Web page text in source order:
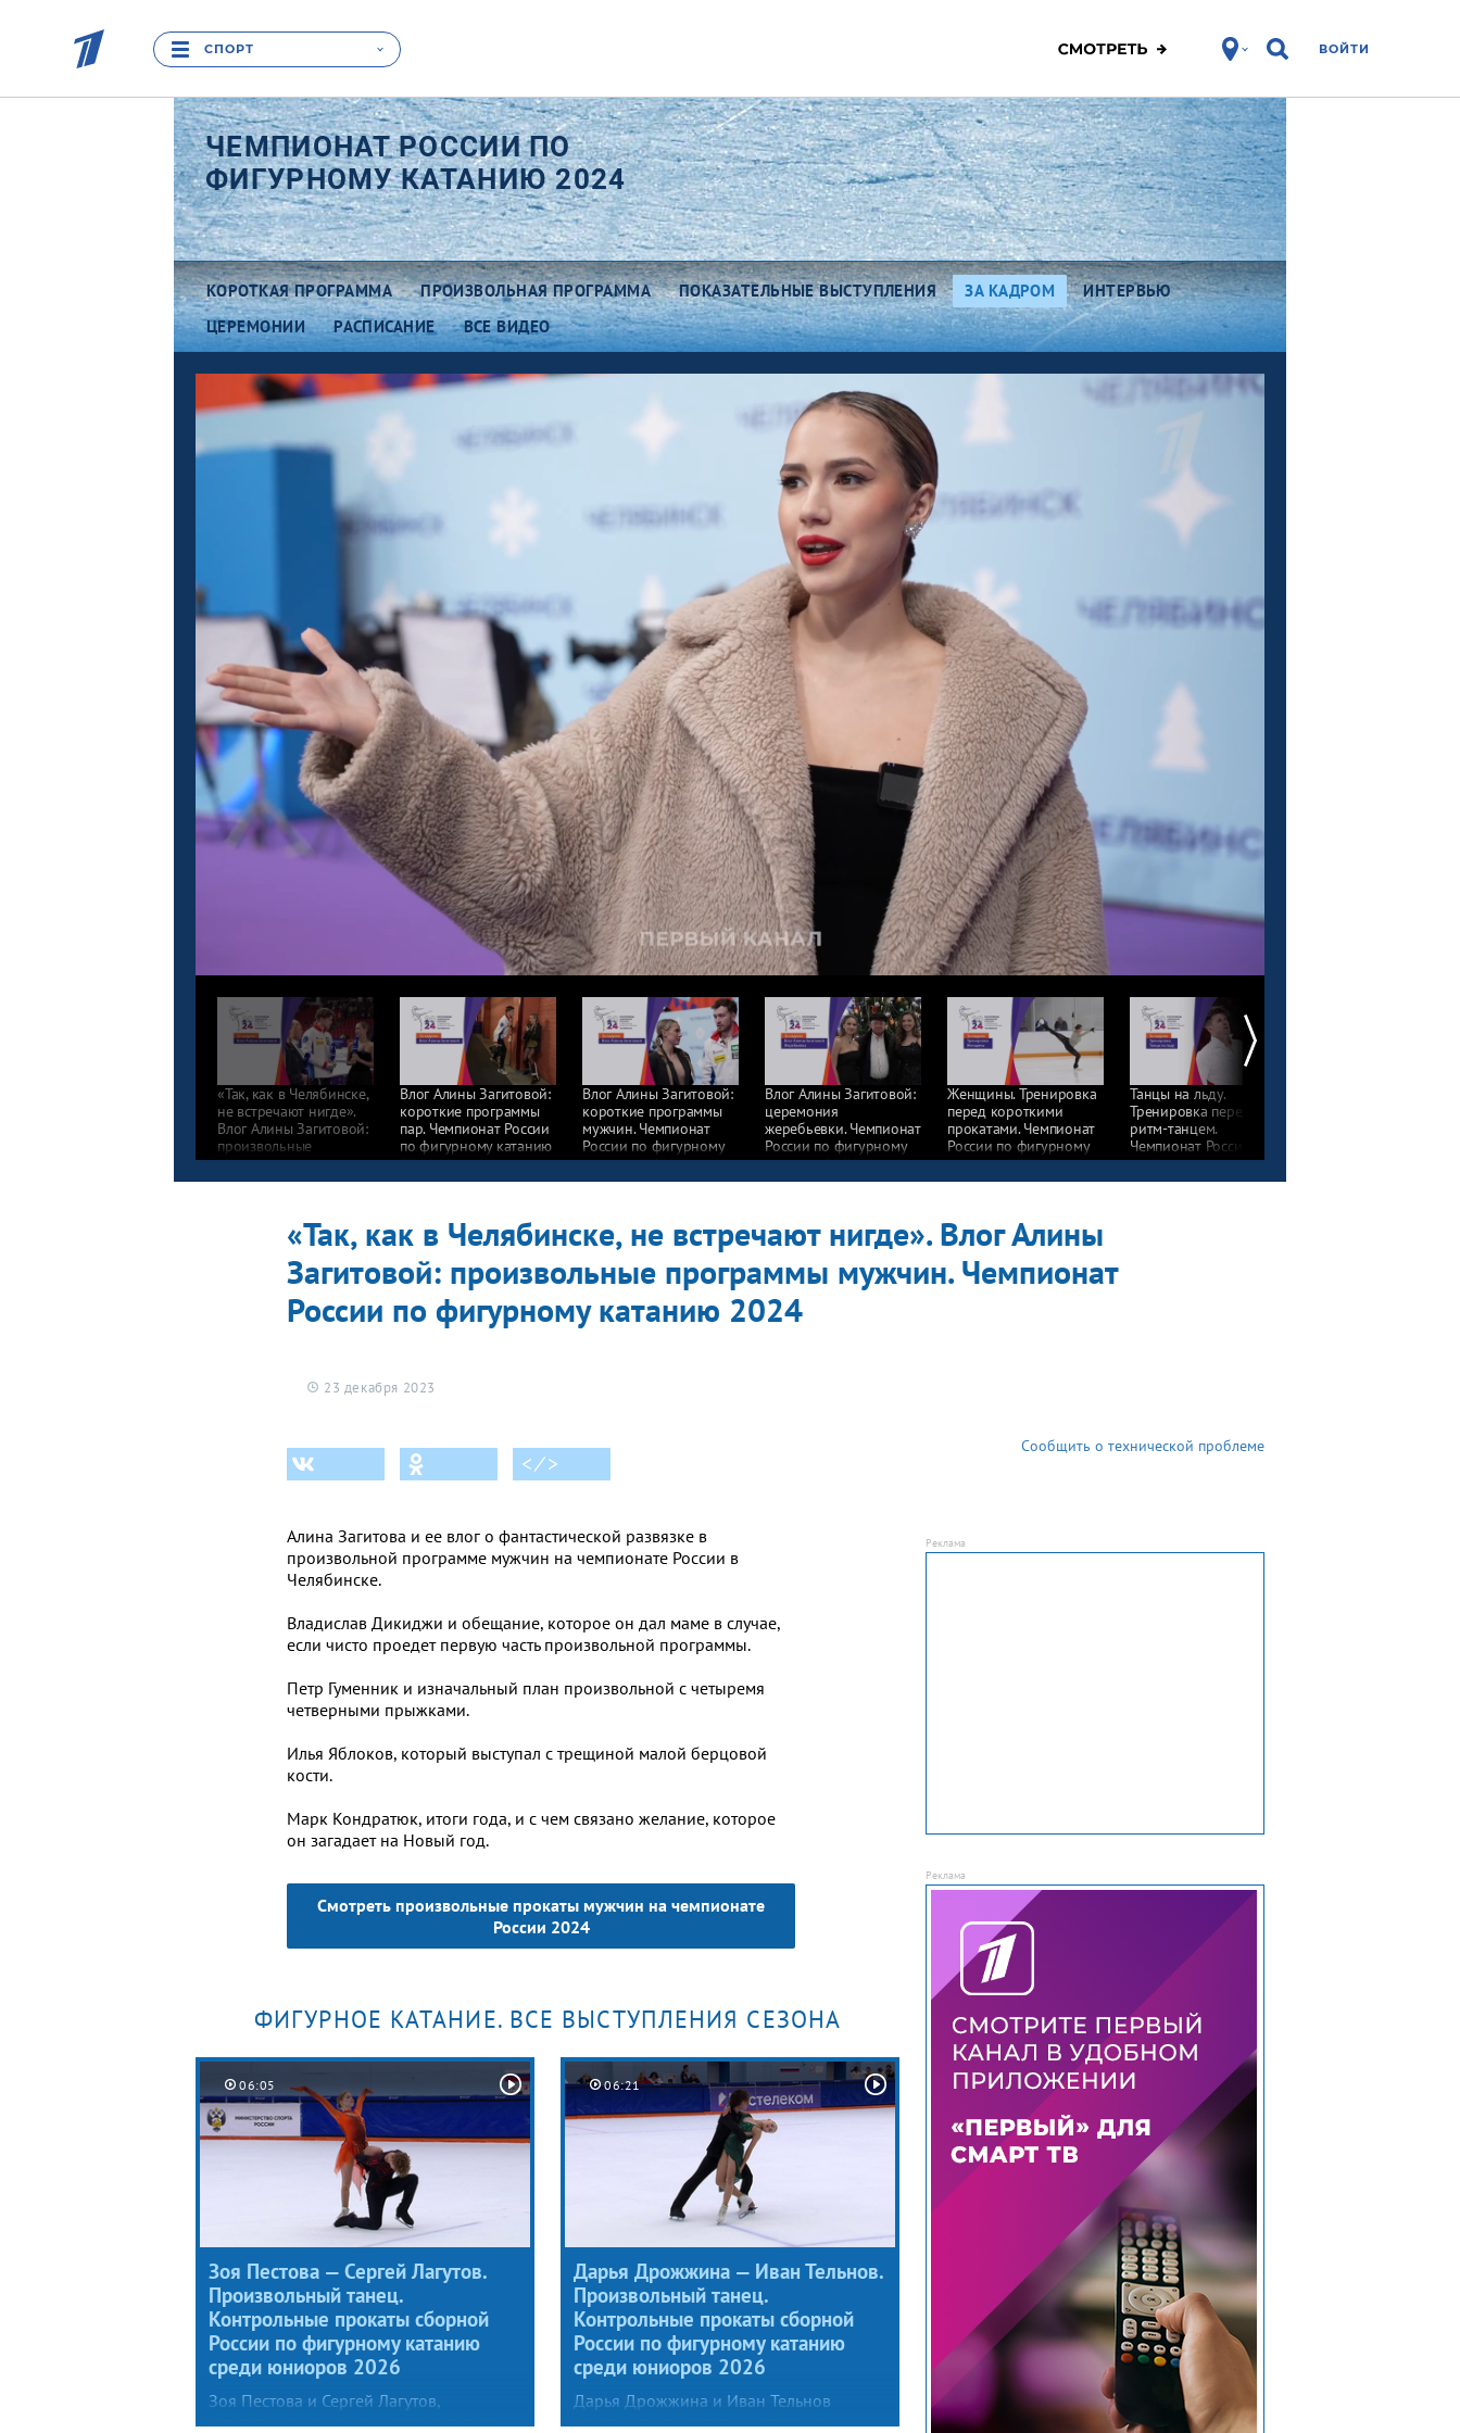
СПОРТ ВОЙТИ
ЧЕМПИОНАТ РОССИИ ПО
ФИГУРНОМУ КАТАНИЮ 2024
КОРОТКАЯ ПРОГРАММА ПРОИЗВОЛЬНАЯ ПРОГРАММА ПОКАЗАТЕЛЬНЫЕ ВЫСТУПЛЕНИЯ ЗА КАДРОМ
ИНТЕРВЬЮ
ЦЕРЕМОНИИ
РАСПИСАНИЕ ВСЕ ВИДЕО
«Так, как в Челябинске,
не встречают нигде».
Влог Алины Загитовой:
произвольные
программы мужчин.
Чемпионат России
Влог Алины Загитовой:
короткие программы
пар. Чемпионат России
по фигурному катанию
2024
Влог Алины Загитовой:
короткие программы
мужчин. Чемпионат
России по фигурному
катанию 2024
Влог Алины Загитовой:
церемония
жеребьевки. Чемпионат
России по фигурному
катанию 2024
Женщины. Тренировка
перед короткими
прокатами. Чемпионат
России по фигурному
катанию 2024
Танцы на льду.
Тренировка перед
ритм-танцем.
Чемпионат России
по фигурному катанию
2024
«Так, как в Челябинске, не встречают нигде». Влог Алины
Загитовой: произвольные программы мужчин. Чемпионат
России по фигурному катанию 2024
23 декабря 2023
< ⁄ >
Сообщить о технической проблеме
Алина Загитова и ее влог о фантастической развязке в
произвольной программе мужчин на чемпионате России в
Челябинске.
Владислав Дикиджи и обещание, которое он дал маме в случае,
если чисто проедет первую часть произвольной программы.
Петр Гуменник и изначальный план произвольной с четыремя
четверными прыжками.
Илья Яблоков, который выступал с трещиной малой берцовой
кости.
Марк Кондратюк, итоги года, и с чем связано желание, которое
он загадает на Новый год.
Смотреть произвольные прокаты мужчин на чемпионате
России 2024
ФИГУРНОЕ КАТАНИЕ. ВСЕ ВЫСТУПЛЕНИЯ СЕЗОНА
06:05
Зоя Пестова — Сергей Лагутов.
Произвольный танец.
Контрольные прокаты сборной
России по фигурному катанию
среди юниоров 2026
Зоя Пестова и Сергей Лагутов,
уступавшие в прошлом сезоне только
06:21
Дарья Дрожжина — Иван Тельнов.
Произвольный танец.
Контрольные прокаты сборной
России по фигурному катанию
среди юниоров 2026
Дарья Дрожжина и Иван Тельнов
заметно повзрослели и впервые